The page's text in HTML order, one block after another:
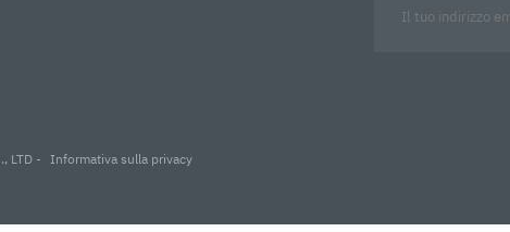
LTD - Informativa sulla privacy